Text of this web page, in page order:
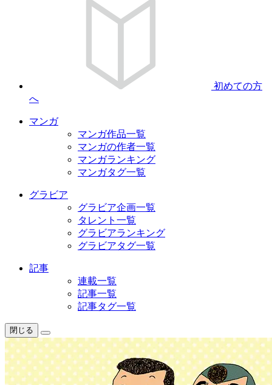
初めての方
へ
マンガ
マンガ作品一覧
マンガの作者一覧
マンガランキング
マンガタグ一覧
グラビア
グラビア企画一覧
タレント一覧
グラビアランキング
グラビアタグ一覧
記事
連載一覧
記事一覧
記事タグ一覧
閉じる